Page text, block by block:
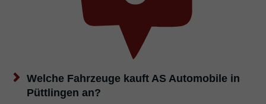
Welche Fahrzeuge kauft AS Automobile in
Püttlingen an?